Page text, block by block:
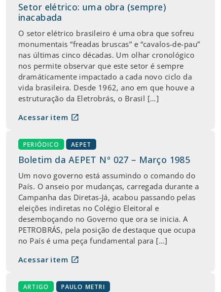
Setor elétrico: uma obra (sempre)
inacabada
O setor elétrico brasileiro é uma obra que sofreu
monumentais “freadas bruscas” e “cavalos-de-pau”
nas últimas cinco décadas. Um olhar cronológico
nos permite observar que este setor é sempre
dramáticamente impactado a cada novo ciclo da
vida brasileira. Desde 1962, ano em que houve a
estruturação da Eletrobrás, o Brasil […]
Acessar item open_in_new
PERIÓDICO AEPET
Boletim da AEPET Nº 027 – Março 1985
Um novo governo está assumindo o comando do
País. O anseio por mudanças, carregada durante a
Campanha das Diretas-Já, acabou passando pelas
eleições indiretas no Colégio Eleitoral e
desemboçando no Governo que ora se inicia. A
PETROBRÁS, pela posição de destaque que ocupa
no País é uma peça fundamental para […]
Acessar item open_in_new
ARTIGO PAULO METRI